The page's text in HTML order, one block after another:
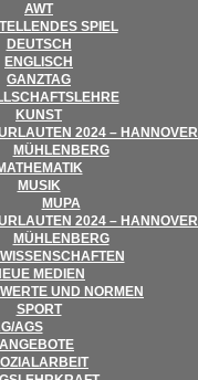
AWT
SPIEL
DEUTSCH
ENG­LISCH
GANZ­TAG
KUNST
2024 – HAN­NO­VER
MÜHLENBERG
MUSIK
MUPA
2024 – HAN­NO­VER
MÜHLENBERG
MEDIEN
UND NORMEN
SPORT
​​AGS